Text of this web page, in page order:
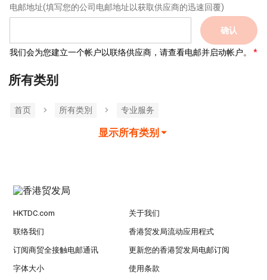
电邮地址(填写您的公司电邮地址以获取供应商的迅速回覆)
确认
我们会为您建立一个帐户以联络供应商，请查看电邮并启动帐户。
所有类别
首页 所有类別 专业服务
显示所有类别
HKTDC.com 关于我们
联络我们 香港贸发局流动应用程式
订阅商贸全接触电邮通讯 更新您的香港贸发局电邮订阅
字体大小 使用条款